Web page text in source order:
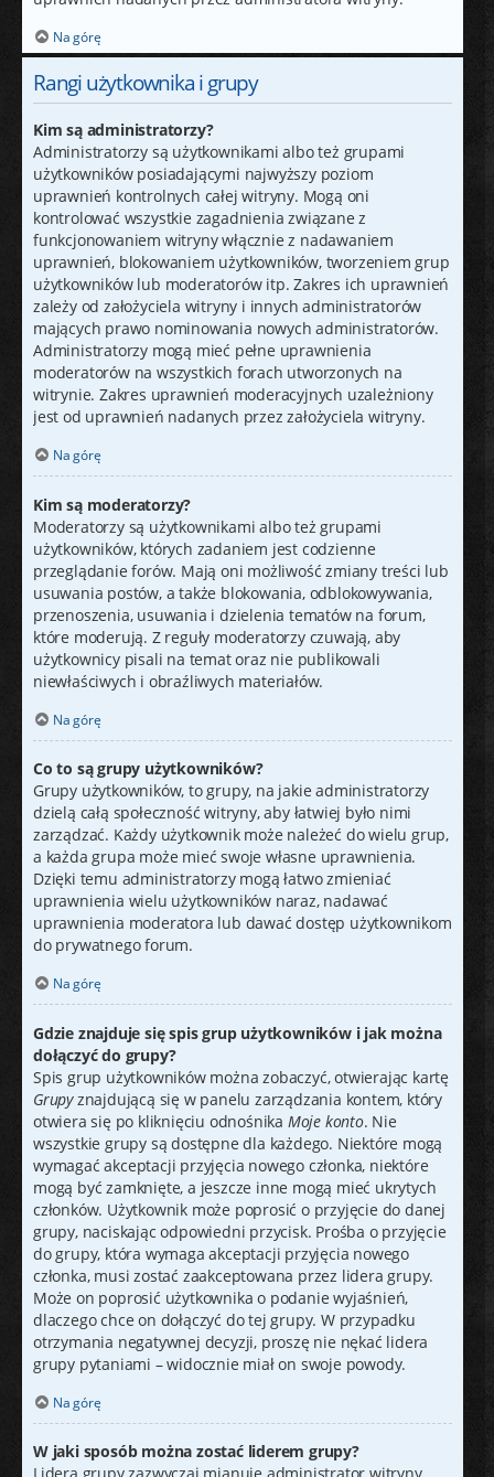
Na górę
Rangi użytkownika i grupy
Kim są administratorzy?
Administratorzy są użytkownikami albo też grupami
użytkowników posiadającymi najwyższy poziom
uprawnień kontrolnych całej witryny. Mogą oni
kontrolować wszystkie zagadnienia związane z
funkcjonowaniem witryny włącznie z nadawaniem
uprawnień, blokowaniem użytkowników, tworzeniem grup
użytkowników lub moderatorów itp. Zakres ich uprawnień
zależy od założyciela witryny i innych administratorów
mających prawo nominowania nowych administratorów.
Administratorzy mogą mieć pełne uprawnienia
moderatorów na wszystkich forach utworzonych na
witrynie. Zakres uprawnień moderacyjnych uzależniony
jest od uprawnień nadanych przez założyciela witryny.
Na górę
Kim są moderatorzy?
Moderatorzy są użytkownikami albo też grupami
użytkowników, których zadaniem jest codzienne
przeglądanie forów. Mają oni możliwość zmiany treści lub
usuwania postów, a także blokowania, odblokowywania,
przenoszenia, usuwania i dzielenia tematów na forum,
które moderują. Z reguły moderatorzy czuwają, aby
użytkownicy pisali na temat oraz nie publikowali
niewłaściwych i obraźliwych materiałów.
Na górę
Co to są grupy użytkowników?
Grupy użytkowników, to grupy, na jakie administratorzy
dzielą całą społeczność witryny, aby łatwiej było nimi
zarządzać. Każdy użytkownik może należeć do wielu grup,
a każda grupa może mieć swoje własne uprawnienia.
Dzięki temu administratorzy mogą łatwo zmieniać
uprawnienia wielu użytkowników naraz, nadawać
uprawnienia moderatora lub dawać dostęp użytkownikom
do prywatnego forum.
Na górę
Gdzie znajduje się spis grup użytkowników i jak można
dołączyć do grupy?
Spis grup użytkowników można zobaczyć, otwierając kartę
Grupyznajdującą się w panelu zarządzania kontem, który
otwiera się po kliknięciu odnośnika Moje konto. Nie
wszystkie grupy są dostępne dla każdego. Niektóre mogą
wymagać akceptacji przyjęcia nowego członka, niektóre
mogą być zamknięte, a jeszcze inne mogą mieć ukrytych
członków. Użytkownik może poprosić o przyjęcie do danej
grupy, naciskając odpowiedni przycisk. Prośba o przyjęcie
do grupy, która wymaga akceptacji przyjęcia nowego
członka, musi zostać zaakceptowana przez lidera grupy.
Może on poprosić użytkownika o podanie wyjaśnień,
dlaczego chce on dołączyć do tej grupy. W przypadku
otrzymania negatywnej decyzji, proszę nie nękać lidera
grupy pytaniami – widocznie miał on swoje powody.
Na górę
W jaki sposób można zostać liderem grupy?